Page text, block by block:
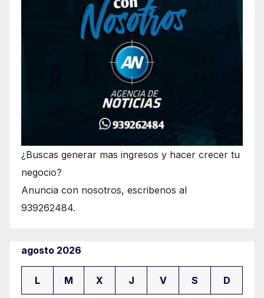
¿Buscas generar mas ingresos y hacer crecer tu
negocio?
Anuncia con nosotros, escribenos al
939262484.
agosto 2026
L M X J V S D